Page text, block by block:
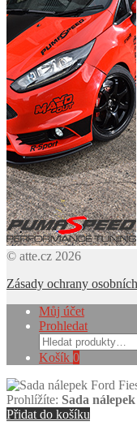
© atte.cz 2026
Zásady ochrany
Můj účet
Prohledat
Hledat:
Košík 0
Prohlížíte: Sada
Přidat do košíku